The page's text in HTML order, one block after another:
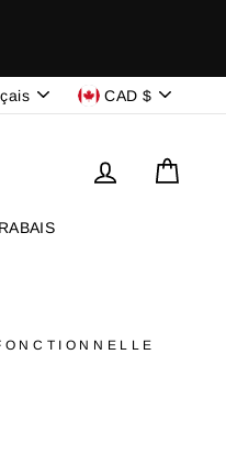
Devise
CAD $
Se connecter
RABAIS